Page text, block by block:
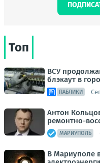
Топ
ВСУ
блэкаут в
ПАБЛИКИ
Антон
ремонтно-
МАРИУПОЛЬ
В Мариуполе